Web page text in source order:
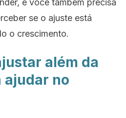
e você também precisa
se o ajuste está
o crescimento.
além da
ajudar no